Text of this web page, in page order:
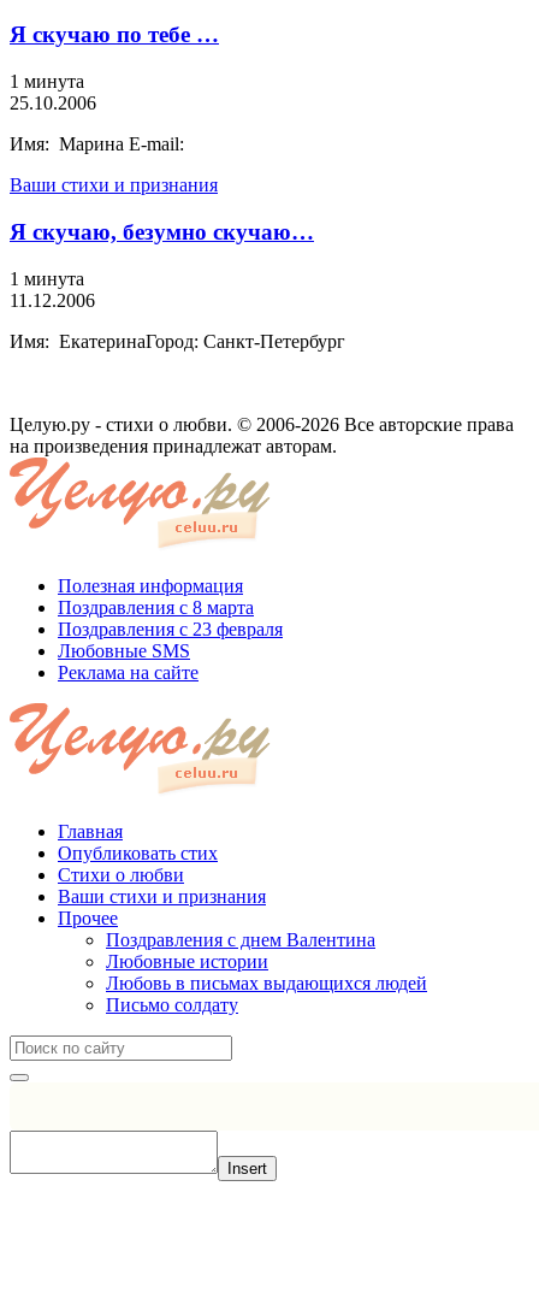
Я скучаю по тебе …
1 минута
25.10.2006
Имя: Марина E-mail:
Ваши стихи и признания
Я скучаю, безумно скучаю…
1 минута
11.12.2006
Имя: ЕкатеринаГород: Санкт-Петербург
Целую.ру - стихи о любви. © 2006-2026 Все авторские права
на произведения принадлежат авторам.
Полезная информация
Поздравления с 8 марта
Поздравления с 23 февраля
Любовные SMS
Реклама на сайте
Главная
Опубликовать стих
Стихи о любви
Ваши стихи и признания
Прочее
Поздравления с днем Валентина
Любовные истории
Любовь в письмах выдающихся людей
Письмо солдату
Insert